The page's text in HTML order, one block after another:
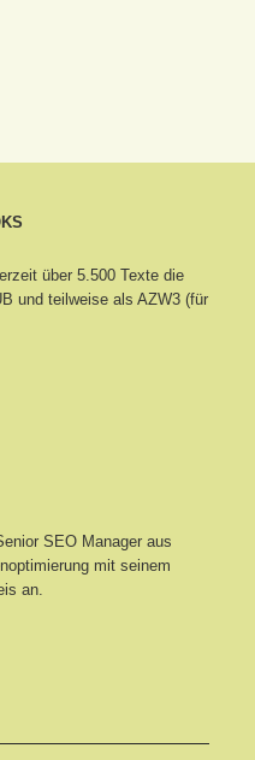
über 5.500 Texte die
und teilweise als AZW3 (für
SEO Manager aus
mit seinem
an.